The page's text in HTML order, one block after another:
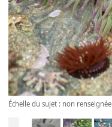
Échelle du sujet : non renseignée